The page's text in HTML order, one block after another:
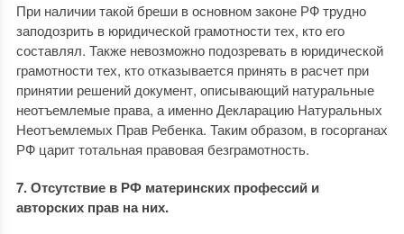
При наличии такой бреши в основном законе РФ трудно
заподозрить в юридической грамотности тех, кто его
составлял. Также невозможно подозревать в юридической
грамотности тех, кто отказывается принять в расчет при
принятии решений документ, описывающий натуральные
неотъемлемые права, а именно Декларацию Натуральных
Неотъемлемых Прав Ребенка. Таким образом, в госорганах
РФ царит тотальная правовая безграмотность.
7. Отсутствие в РФ материнских профессий и
авторских прав на них.